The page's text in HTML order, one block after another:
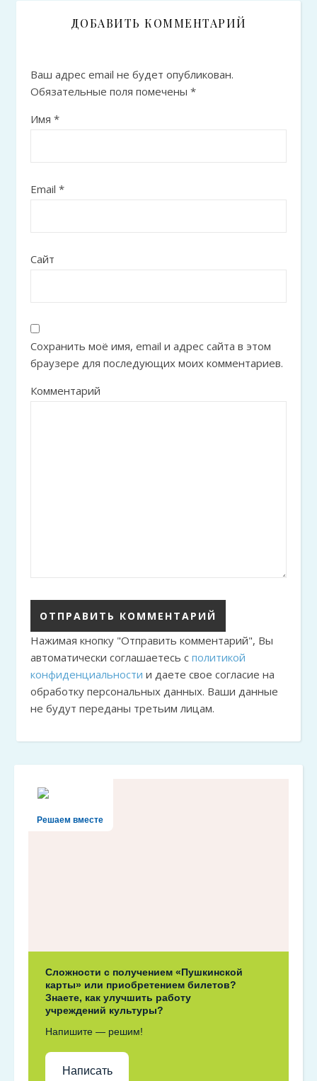
ДОБАВИТЬ КОММЕНТАРИЙ
Ваш адрес email не будет опубликован.
Обязательные поля помечены *
Имя *
Email *
Сайт
Сохранить моё имя, email и адрес сайта в этом
браузере для последующих моих комментариев.
Комментарий
Нажимая кнопку "Отправить комментарий", Вы
автоматически соглашаетесь с политикой
конфиденциальности и даете свое согласие на
обработку персональных данных. Ваши данные
не будут переданы третьим лицам.
Решаем вместе
Сложности с получением «Пушкинской
карты» или приобретением билетов?
Знаете, как улучшить работу
учреждений культуры?
Напишите — решим!
Написать